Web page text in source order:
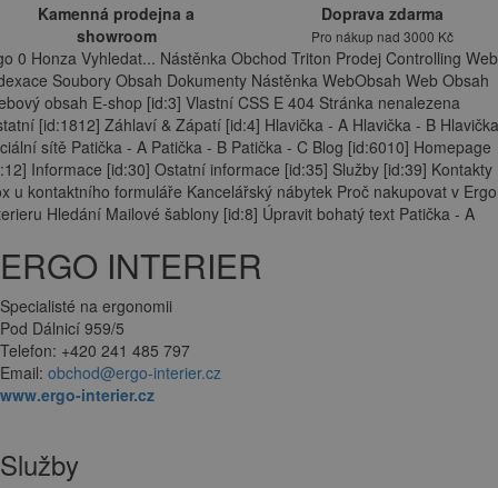
Kamenná prodejna a
showroom
Doprava zdarma
Pro nákup nad 3000 Kč
0 Honza Vyhledat... Nástěnka Obchod Triton Prodej Controlling Web
Soubory Obsah Dokumenty Nástěnka WebObsah Web Obsah
obsah E-shop [id:3] Vlastní CSS E 404 Stránka nenalezena
[id:1812] Záhlaví & Zápatí [id:4] Hlavička - A Hlavička - B
sítě Patička - A Patička - B Patička - C Blog [id:6010] Homepage
Informace [id:30] Ostatní informace [id:35] Služby [id:39] Kontakty
u kontaktního formuláře Kancelářský nábytek Proč nakupovat v Ergo
Hledání Mailové šablony [id:8] Úpravit bohatý text Patička - A
ERGO INTERIER
Specialisté na ergonomii
Pod Dálnicí 959/5
Telefon: +420 241 485 797
Email: obchod@ergo-interier.cz
www.ergo-interier.cz
Služby